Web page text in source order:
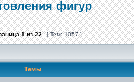
фигур
1из22 [ Тем: 1057 ]
Темы